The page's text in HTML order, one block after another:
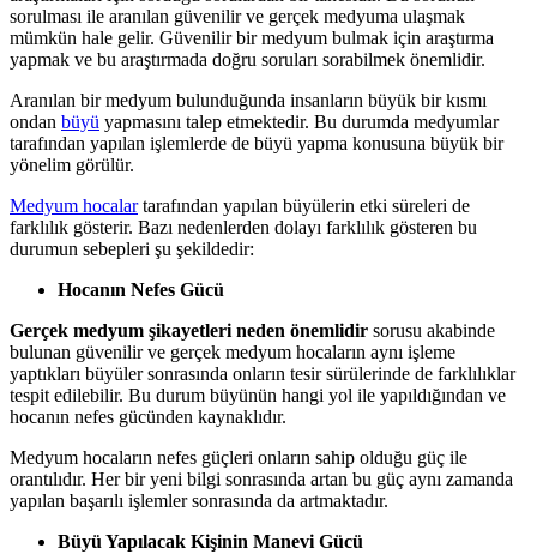
sorulması ile aranılan güvenilir ve gerçek medyuma ulaşmak
mümkün hale gelir. Güvenilir bir medyum bulmak için araştırma
yapmak ve bu araştırmada doğru soruları sorabilmek önemlidir.
Aranılan bir medyum bulunduğunda insanların büyük bir kısmı
ondan büyü yapmasını talep etmektedir. Bu durumda medyumlar
tarafından yapılan işlemlerde de büyü yapma konusuna büyük bir
yönelim görülür.
Medyum hocalartarafından yapılan büyülerin etki süreleri de
farklılık gösterir. Bazı nedenlerden dolayı farklılık gösteren bu
durumun sebepleri şu şekildedir:
Hocanın Nefes Gücü
Gerçek medyum şikayetleri neden önemlidir sorusu akabinde
bulunan güvenilir ve gerçek medyum hocaların aynı işleme
yaptıkları büyüler sonrasında onların tesir sürülerinde de farklılıklar
tespit edilebilir. Bu durum büyünün hangi yol ile yapıldığından ve
hocanın nefes gücünden kaynaklıdır.
Medyum hocaların nefes güçleri onların sahip olduğu güç ile
orantılıdır. Her bir yeni bilgi sonrasında artan bu güç aynı zamanda
yapılan başarılı işlemler sonrasında da artmaktadır.
Büyü Yapılacak Kişinin Manevi Gücü